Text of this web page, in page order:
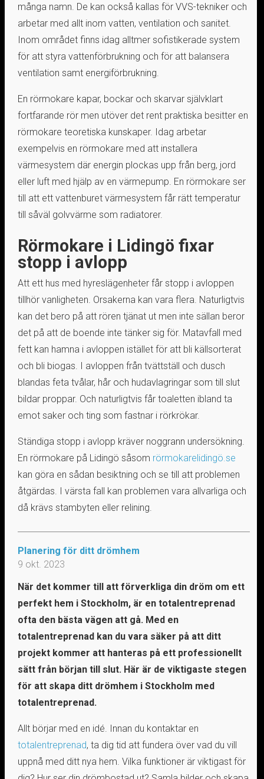
många namn. De kan också kallas för VVS-tekniker och
arbetar med allt inom vatten, ventilation och sanitet.
Inom området finns idag alltmer sofistikerade system
för att styra vattenförbrukning och för att balansera
ventilation samt energiförbrukning.
En rörmokare kapar, bockar och skarvar självklart
fortfarande rör men utöver det rent praktiska besitter en
rörmokare teoretiska kunskaper. Idag arbetar
exempelvis en rörmokare med att installera
värmesystem där energin plockas upp från berg, jord
eller luft med hjälp av en värmepump. En rörmokare ser
till att ett vattenburet värmesystem får rätt temperatur
till såväl golvvärme som radiatorer.
Rörmokare i Lidingö fixar
stopp i avlopp
Att ett hus med hyreslägenheter får stopp i avloppen
tillhör vanligheten. Orsakerna kan vara flera. Naturligtvis
kan det bero på att rören tjänat ut men inte sällan beror
det på att de boende inte tänker sig för. Matavfall med
fett kan hamna i avloppen istället för att bli källsorterat
och bli biogas. I avloppen från tvättställ och dusch
blandas feta tvålar, hår och hudavlagringar som till slut
bildar proppar. Och naturligtvis får toaletten ibland ta
emot saker och ting som fastnar i rörkrökar.
Ständiga stopp i avlopp kräver noggrann undersökning.
En rörmokare på Lidingö såsom rörmokarelidingö.se
kan göra en sådan besiktning och se till att problemen
åtgärdas. I värsta fall kan problemen vara allvarliga och
då krävs stambyten eller relining.
Planering för ditt drömhem
9 okt. 2023
När det kommer till att förverkliga din dröm om ett
perfekt hem i Stockholm, är en totalentreprenad
ofta den bästa vägen att gå. Med en
totalentreprenad kan du vara säker på att ditt
projekt kommer att hanteras på ett professionellt
sätt från början till slut. Här är de viktigaste stegen
för att skapa ditt drömhem i Stockholm med
totalentreprenad.
Allt börjar med en idé. Innan du kontaktar en
totalentreprenad, ta dig tid att fundera över vad du vill
uppnå med ditt nya hem. Vilka funktioner är viktigast för